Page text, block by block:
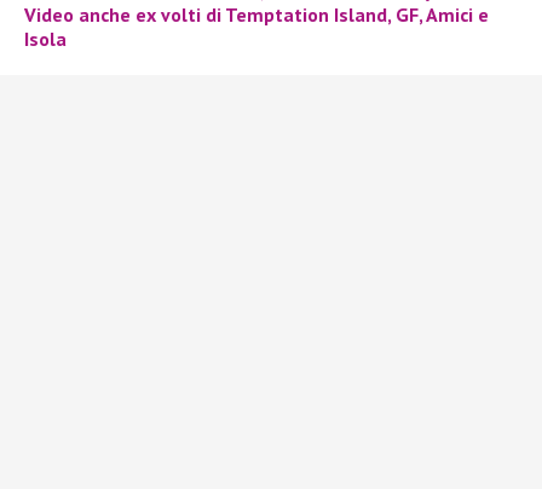
Video anche ex volti di Temptation Island, GF, Amici e
Isola